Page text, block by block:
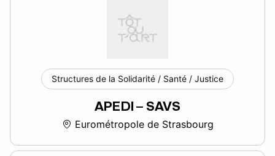
Structures de la Solidarité / Santé / Justice
APEDI – SAVS
Eurométropole de Strasbourg